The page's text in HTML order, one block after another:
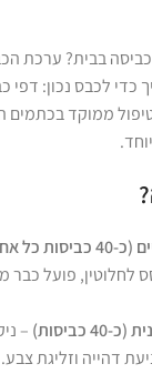
בבית? ערכת
לכבס נכון: דפי
ממוקד בכתמים
–
דהייה וזליגת צבע.